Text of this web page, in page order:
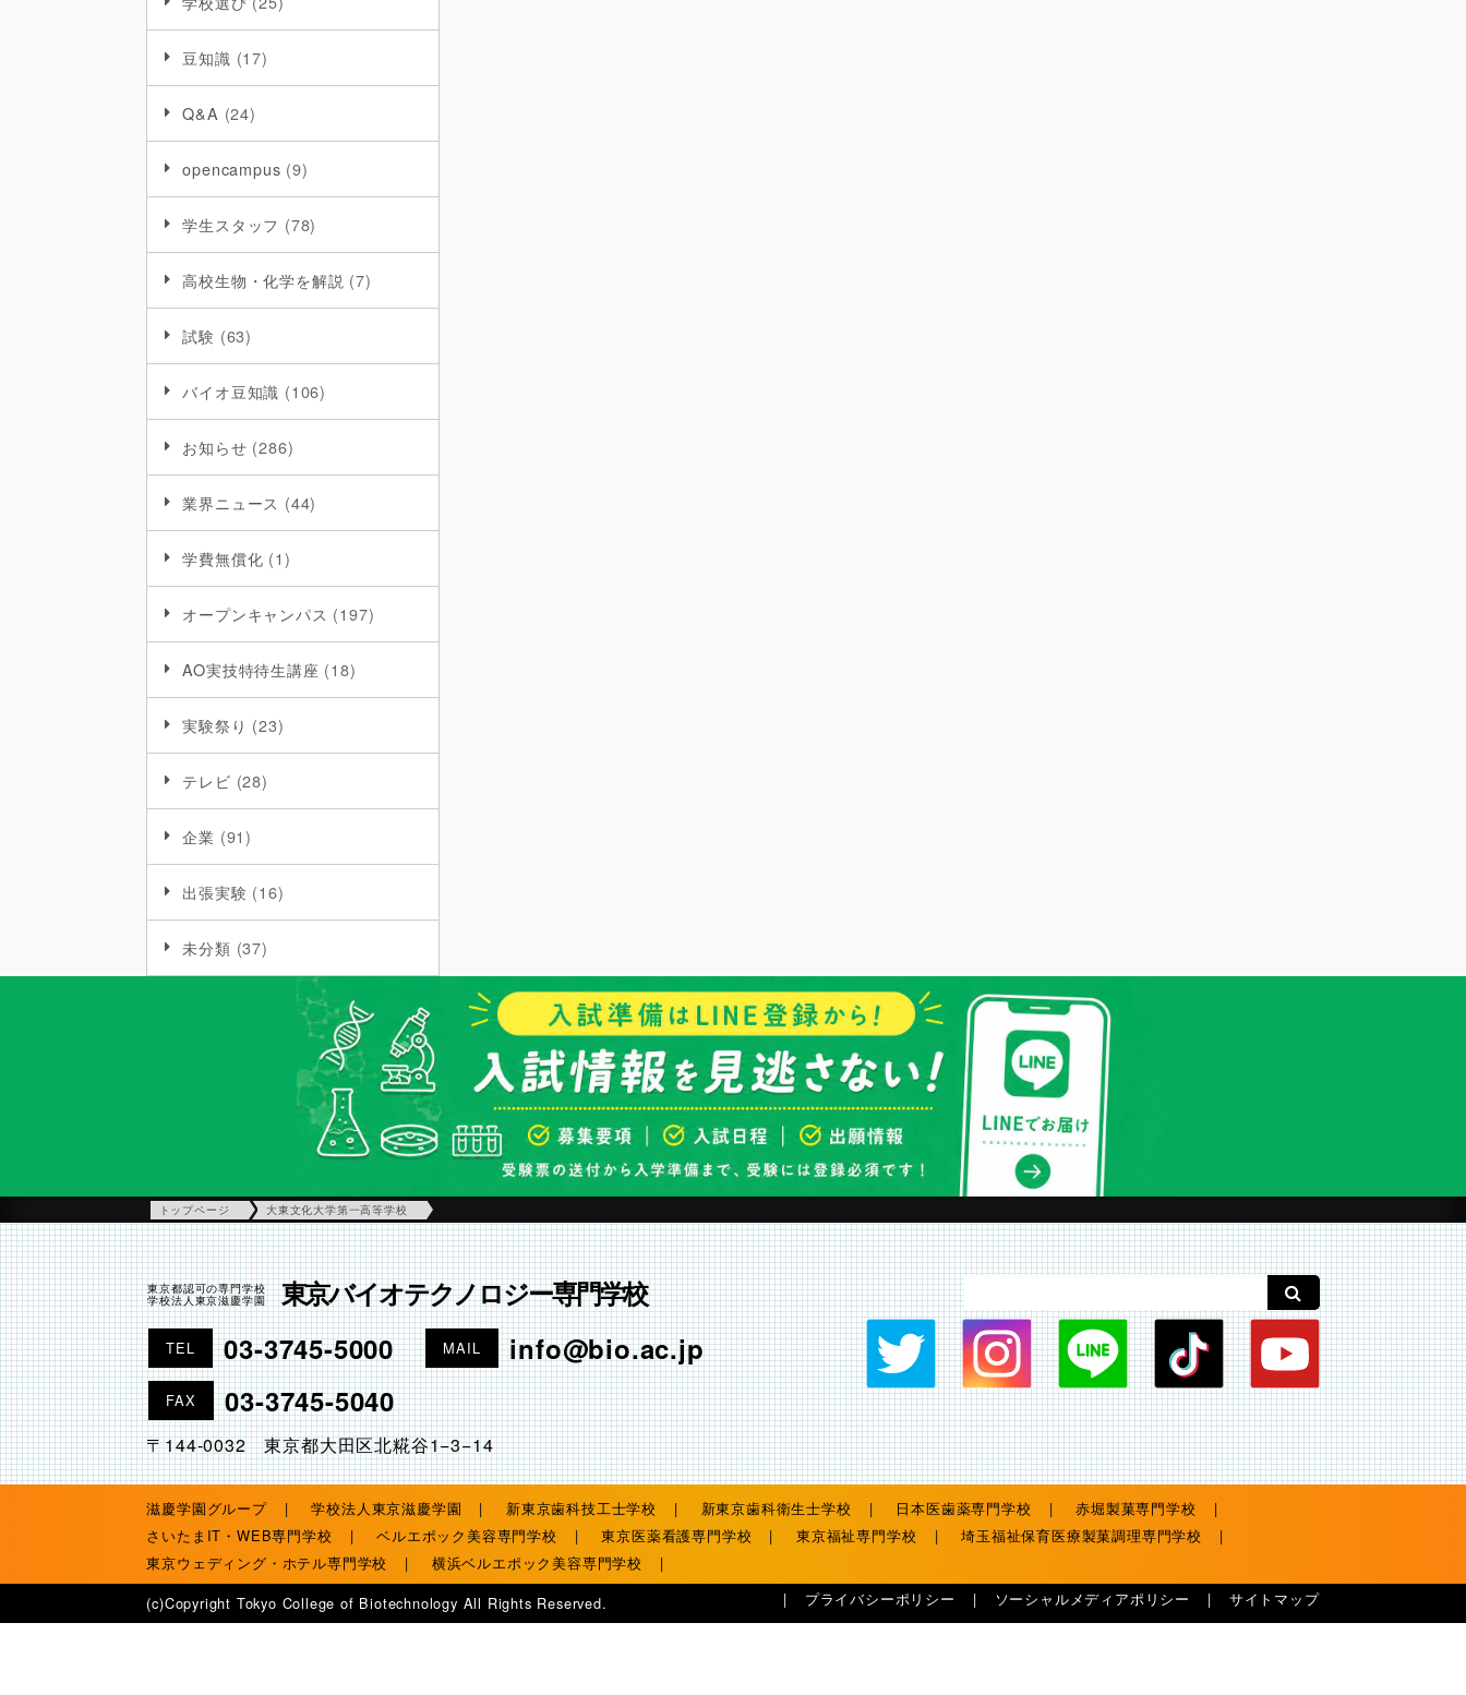
豆知識 (17)
Q&A (24)
opencampus (9)
学生スタッフ (78)
高校生物・化学を解説 (7)
試験 (63)
バイオ豆知識 (106)
お知らせ (286)
業界ニュース (44)
学費無償化 (1)
オープンキャンパス (197)
AO実技特待生講座 (18)
実験祭り (23)
テレビ (28)
企業 (91)
出張実験 (16)
未分類 (37)
トップページ 大東文化大学第一高等学校
東京都認可の専門学校
学校法人東京滋慶学園
東京バイオテクノロジー専門学校
TEL 03-3745-5000 MAIL info@bio.ac.jp
FAX 03-3745-5040
〒144-0032 東京都大田区北糀谷1−3−14
滋慶学園グループ 学校法人東京滋慶学園 新東京歯科技工士学校 新東京歯科衛生士学校 日本医歯薬専門学校
赤堀製菓専門学校
さいたまIT・WEB専門学校
ベルエポック美容専門学校 東京医薬看護専門学校 東京福祉専門学校
埼玉福祉保育医療製菓調理専門学校
東京ウェディング・ホテル専門学校
横浜ベルエポック美容専門学校
サイトマップ
ソーシャルメディアポリシー
プライバシーポリシー
(c)Copyright Tokyo College of Biotechnology All Rights Reserved.